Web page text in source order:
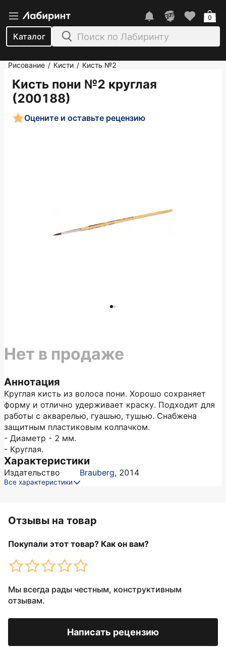
Каталог
0
Рисование / Кисти / Кисть №2
Кисть пони №2 круглая
(200188)
Оцените и оставьте рецензию
Аннотация
Круглая кисть из волоса пони. Хорошо сохраняет
форму и отлично удерживает краску. Подходит для
работы с акварелью, гуашью, тушью. Снабжена
защитным пластиковым колпачком.
- Диаметр - 2 мм.
- Круглая.
Характеристики
Издательство Brauberg, 2014
Все характеристики
Нет в продаже
Отзывы на товар
Покупали этот товар? Как он вам?
Мы всегда рады честным, конструктивным
отзывам.
Написать рецензию